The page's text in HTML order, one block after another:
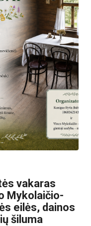
vakaras
Mykolaičio-
eilės, dainos
šiluma